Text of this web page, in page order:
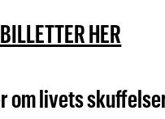
HER
om livets